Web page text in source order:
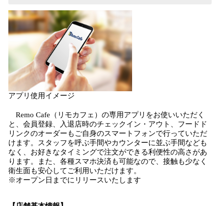
アプリ使用イメージ
Remo Cafe（リモカフェ）の専用アプリをお使いいただく
と、会員登録、入退店時のチェックイン・アウト、フードド
リンクのオーダーもご自身のスマートフォンで行っていただ
けます。スタッフを呼ぶ手間やカウンターに並ぶ手間なども
なく、お好きなタイミングで注文ができる利便性の高さがあ
ります。また、各種スマホ決済も可能なので、接触も少なく
衛生面も安心してご利用いただけます。
※オープン日までにリリースいたします